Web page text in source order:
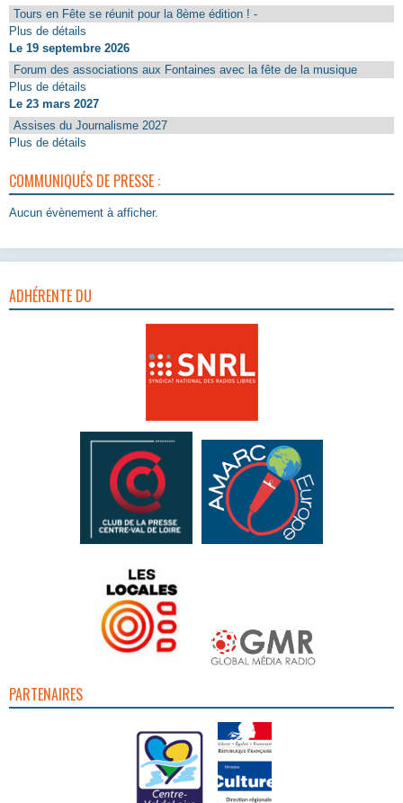
Tours en Fête se réunit pour la 8ème édition ! -
Plus de détails
Le 19 septembre 2026
Forum des associations aux Fontaines avec la fête de la musique
Plus de détails
Le 23 mars 2027
Assises du Journalisme 2027
Plus de détails
COMMUNIQUÉS DE PRESSE :
Aucun évènement à afficher.
ADHÉRENTE DU
PARTENAIRES